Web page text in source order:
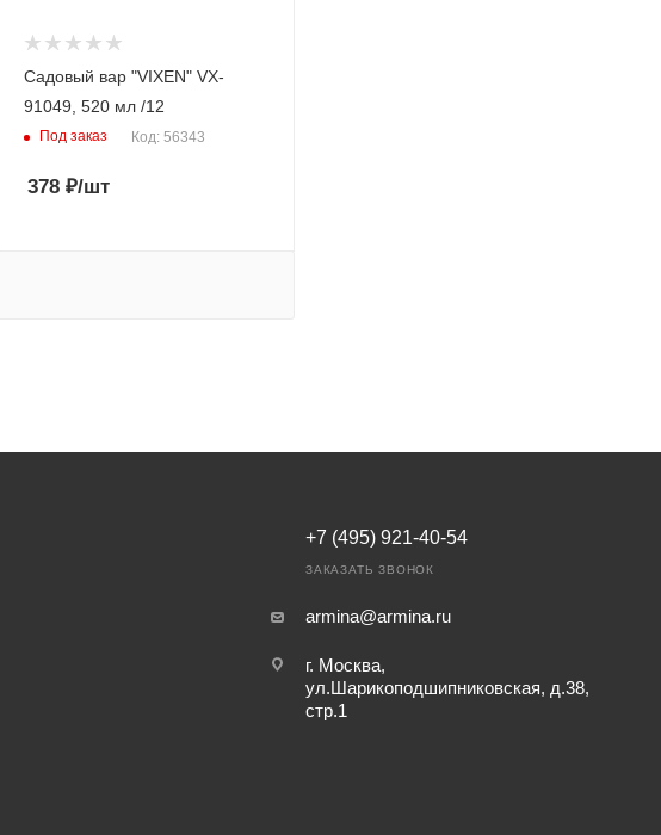
Садовый вар "VIXEN" VX-
91049, 520 мл /12
Под заказ Код: 56343
378₽/шт
+7 (495) 921-40-54
ЗАКАЗАТЬ ЗВОНОК
armina@armina.ru
г. Москва,
ул.Шарикоподшипниковская, д.38,
стр.1